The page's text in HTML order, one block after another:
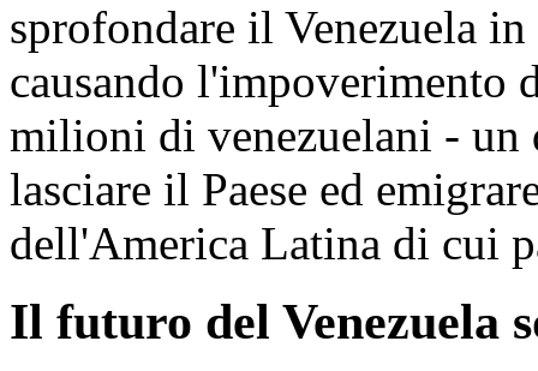
sprofondare il Venezuela
causando l'impoverimento
milioni di venezuelani - un
lasciare il Paese ed
dell'America Latina di cui
Il futuro del Venezuela